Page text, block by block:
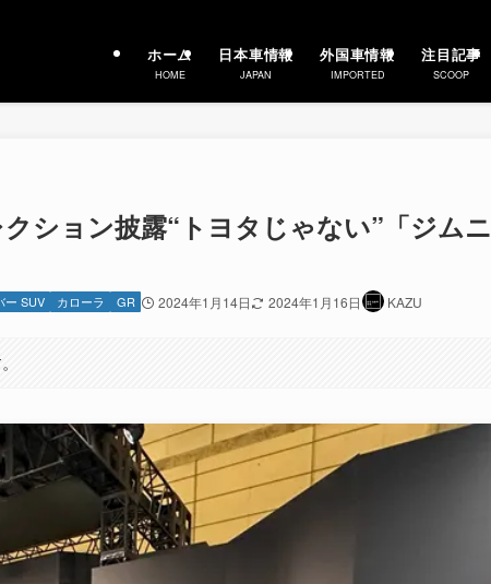
ホーム
HOME
日本車情報
JAPAN
外国車情報
IMPORTED
注目記事
SCOOP
ション披露“トヨタじゃない”「ジムニ
ー SUV カローラ GR 2024年1月14日 2024年1月16日 KAZU